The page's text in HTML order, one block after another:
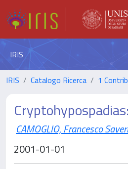
IRIS
IRIS Catalogo Ricerca 1
CAMOGLIO, Francesco
2001-01-01